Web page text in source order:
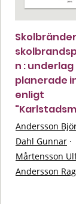
n :
planerade
enligt
Andersson
Dahl Gunnar ·
Mårtensson
Andersson